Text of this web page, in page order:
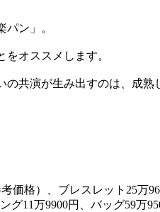
ン」。
オススメします。
共演が生み出すのは、成